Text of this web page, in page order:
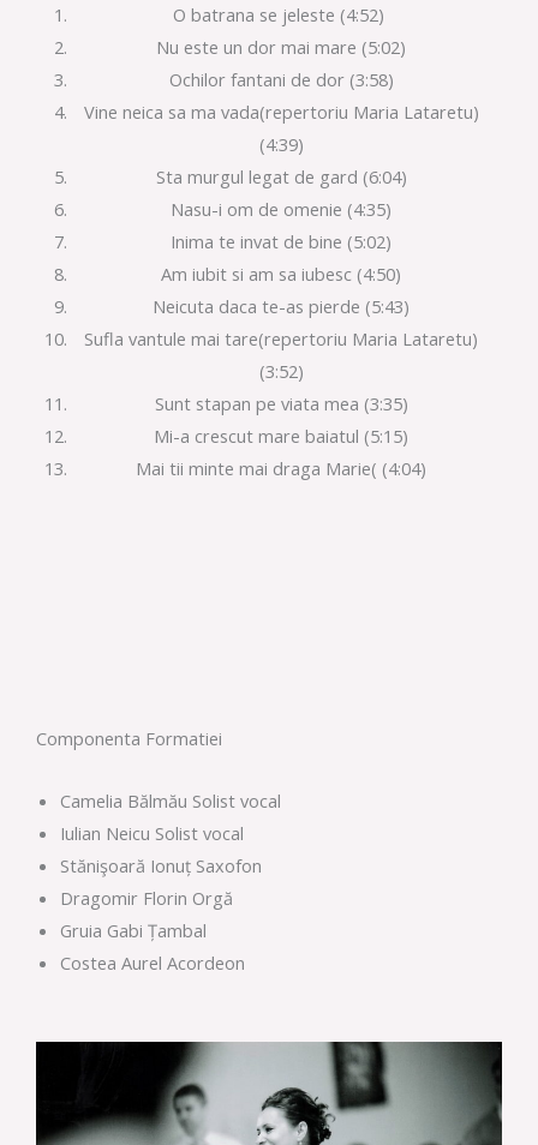
O batrana se jeleste (4:52)
Nu este un dor mai mare (5:02)
Ochilor fantani de dor (3:58)
Vine neica sa ma vada(repertoriu Maria Lataretu)
(4:39)
Sta murgul legat de gard (6:04)
Nasu-i om de omenie (4:35)
Inima te invat de bine (5:02)
Am iubit si am sa iubesc (4:50)
Neicuta daca te-as pierde (5:43)
Sufla vantule mai tare(repertoriu Maria Lataretu)
(3:52)
Sunt stapan pe viata mea (3:35)
Mi-a crescut mare baiatul (5:15)
Mai tii minte mai draga Marie( (4:04)
Componenta Formatiei
Camelia Bălmău Solist vocal
Iulian Neicu Solist vocal
Stănişoară Ionuț Saxofon
Dragomir Florin Orgă
Gruia Gabi Țambal
Costea Aurel Acordeon